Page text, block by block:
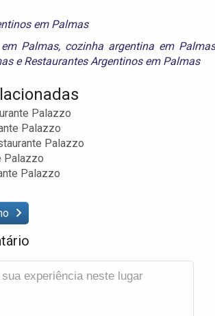
em Palmas
Palmas, cozinha argentina em
eRestaurantes Argentinos em Palmas
Palazzo
Palazzo
Palazzo
Palazzo
Palazzo